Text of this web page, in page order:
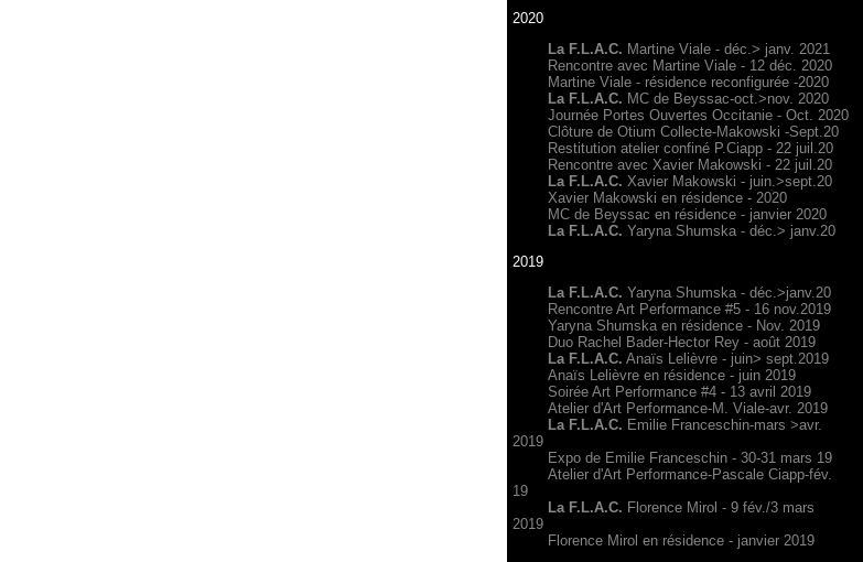
2020
La F.L.A.C. Martine Viale - déc.> janv. 2021
Rencontre avec Martine Viale - 12 déc. 2020
Martine Viale - résidence reconfigurée -2020
La F.L.A.C. MC de Beyssac-oct.>nov. 2020
Journée Portes Ouvertes Occitanie - Oct. 2020
Clôture de Otium Collecte-Makowski -Sept.20
Restitution atelier confiné P.Ciapp - 22 juil.20
Rencontre avec Xavier Makowski - 22 juil.20
La F.L.A.C. Xavier Makowski - juin.>sept.20
Xavier Makowski en résidence - 2020
MC de Beyssac en résidence - janvier 2020
La F.L.A.C. Yaryna Shumska - déc.> janv.20
2019
La F.L.A.C. Yaryna Shumska - déc.>janv.20
Rencontre Art Performance #5 - 16 nov.2019
Yaryna Shumska en résidence - Nov. 2019
Duo Rachel Bader-Hector Rey - août 2019
La F.L.A.C. Anaïs Lelièvre - juin> sept.2019
Anaïs Lelièvre en résidence - juin 2019
Soirée Art Performance #4 - 13 avril 2019
Atelier d'Art Performance-M. Viale-avr. 2019
La F.L.A.C. Emilie Franceschin-mars >avr.
2019
Expo de Emilie Franceschin - 30-31 mars 19
Atelier d'Art Performance-Pascale Ciapp-fév.
19
La F.L.A.C. Florence Mirol - 9 fév./3 mars
2019
Florence Mirol en résidence - janvier 2019